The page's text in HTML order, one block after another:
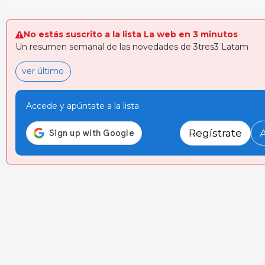
No estás suscrito a la lista La web en 3 minutos
Un resumen semanal de las novedades de 3tres3 Latam
ver último
Accede y apúntate a la lista
Regístrate